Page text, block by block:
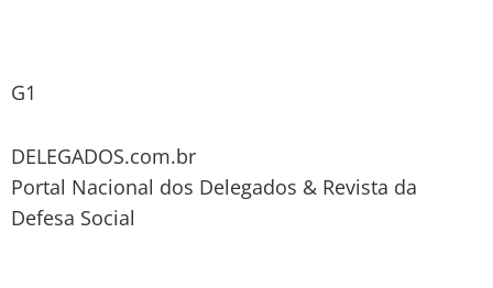
G1
DELEGADOS.com.br
Portal Nacional dos Delegados & Revista da
Defesa Social